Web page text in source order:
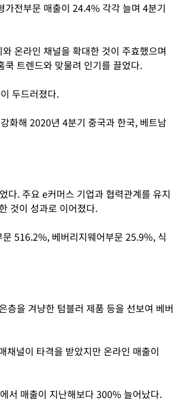
전부문 매출이 24.4% 각각 늘며 4분기
온라인 채널을 확대한 것이 주효했으며
트렌드와 맞물려 인기를 끌었다.
두드러졌다.
화해 2020년 4분기 중국과 한국, 베트남
. 주요 e커머스 기업과 협력관계를 유지
것이 성과로 이어졌다.
516.2%, 베버리지웨어부문 25.9%, 식
층을 겨냥한 텀블러 제품 등을 선보여 베버
채널이 타격을 받았지만 온라인 매출이
서 매출이 지난해보다 300% 늘어났다.